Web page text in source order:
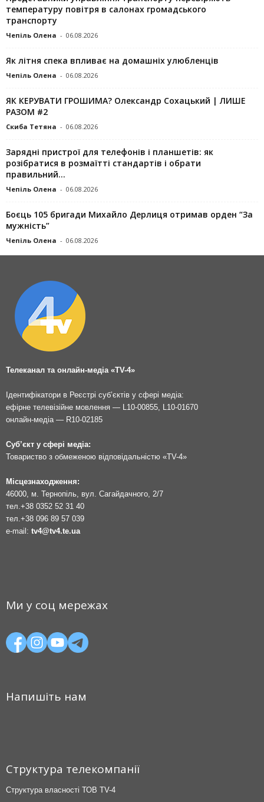
температуру повітря в салонах громадського
транспорту
Чепіль Олена - 06.08.2026
Як літня спека впливає на домашніх улюбленців
Чепіль Олена - 06.08.2026
ЯК КЕРУВАТИ ГРОШИМА? Олександр Сохацький | ЛИШЕ
РАЗОМ #2
Скиба Тетяна - 06.08.2026
Зарядні пристрої для телефонів і планшетів: як
розібратися в розмаїтті стандартів і обрати
правильний...
Чепіль Олена - 06.08.2026
Боєць 105 бригади Михайло Дерлиця отримав орден “За
мужність”
Чепіль Олена - 06.08.2026
Телеканал та онлайн-медіа «TV-4»
Ідентифікатори в Реєстрі суб’єктів у сфері медіа:
ефірне телевізійне мовлення — L10-00855, L10-01670
онлайн-медіа — R10-02185
Суб’єкт у сфері медіа:
Товариство з обмеженою відповідальністю «TV-4»
Місцезнаходження:
46000, м. Тернопіль, вул. Сагайдачного, 2/7
тел. +38 0352 52 31 40
тел. +38 096 89 57 039
e-mail: tv4@tv4.te.ua
Ми у соц мережах
Напишіть нам
Структура телекомпанії
Структура власності ТОВ TV-4